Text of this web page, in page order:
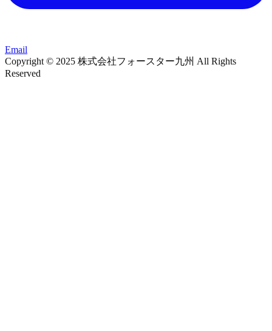
Email
Copyright © 2025 株式会社フォースター九州 All Rights
Reserved